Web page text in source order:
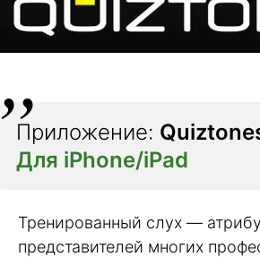
Приложение:
Для iPhone/iPad
Тренированный слух —
представителей многих